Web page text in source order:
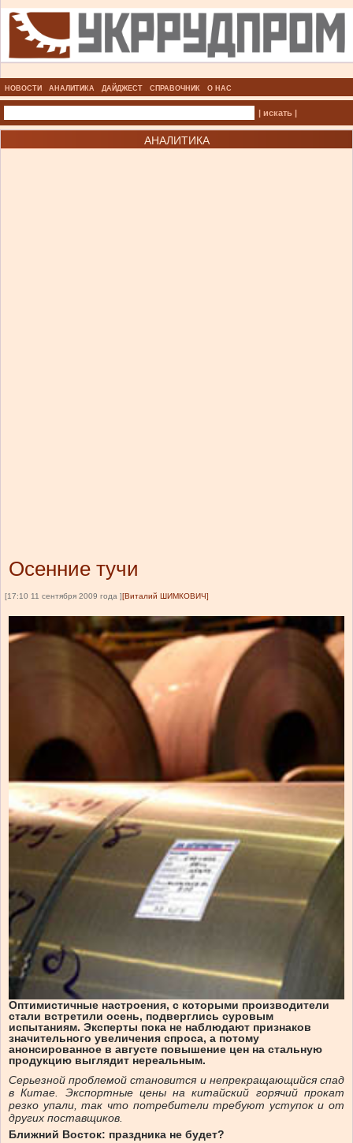
НОВОСТИ АНАЛИТИКА ДАЙДЖЕСТ СПРАВОЧНИК О НАС
| искать |
АНАЛИТИКА
Осенние тучи
[17:10 11 сентября 2009 года ] [Виталий ШИМКОВИЧ]
Оптимистичные настроения, с которыми производители
стали встретили осень, подверглись суровым
испытаниям. Эксперты пока не наблюдают признаков
значительного увеличения спроса, а потому
анонсированное в августе повышение цен на стальную
продукцию выглядит нереальным.
Серьезной проблемой становится и непрекращающийся спад
в Китае. Экспортные цены на китайский горячий прокат
резко упали, так что потребители требуют уступок и от
других поставщиков.
Ближний Восток: праздника не будет?